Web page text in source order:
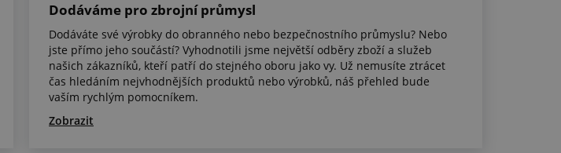
Dodáváme pro zbrojní průmysl
Dodáváte své výrobky do obranného nebo bezpečnostního průmyslu? Nebo
jste přímo jeho součástí? Vyhodnotili jsme největší odběry zboží a služeb
našich zákazníků, kteří patří do stejného oboru jako vy. Už nemusíte ztrácet
čas hledáním nejvhodnějších produktů nebo výrobků, náš přehled bude
vaším rychlým pomocníkem.
Zobrazit